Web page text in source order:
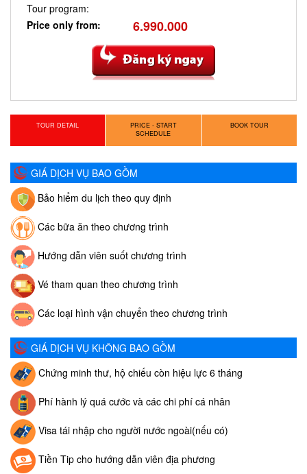
Tour program:
Price only from:
6.990.000
TOUR DETAIL
PRICE - START
SCHEDULE
BOOK TOUR
GIÁ DỊCH VỤ BAO GỒM
Bảo hiểm du lịch theo quy định
Các bữa ăn theo chương trình
Hướng dẫn viên suốt chương trình
Vé tham quan theo chương trình
Các loại hình vận chuyển theo chương trình
GIÁ DỊCH VỤ KHÔNG BAO GỒM
Chứng minh thư, hộ chiếu còn hiệu lực 6 tháng
Phí hành lý quá cước và các chi phí cá nhân
Visa tái nhập cho người nước ngoài(nếu có)
Tiền Tip cho hướng dẫn viên địa phương